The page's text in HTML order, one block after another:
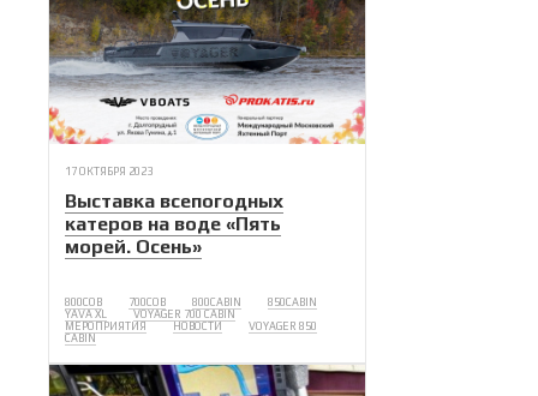
17 ОКТЯБРЯ 2023
Выставка всепогодных
катеров на воде «Пять
морей. Осень»
800COB 700COB 800CABIN
850CABIN
YAVA XL
VOYAGER 700 CABIN
МЕРОПРИЯТИЯ
НОВОСТИ
VOYAGER 850
CABIN